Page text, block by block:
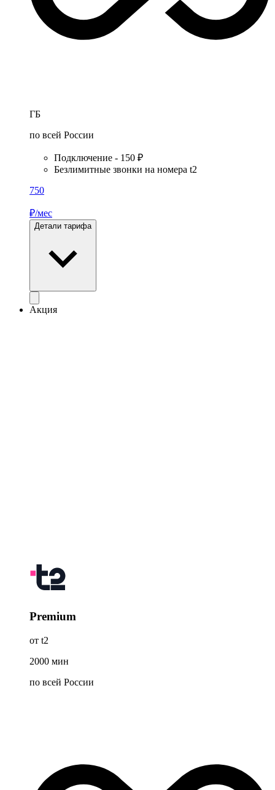
ГБ
по всей России
Подключение - 150 ₽
Безлимитные звонки на номера t2
750
₽/мес
Детали тарифа
Акция
Premium
от t2
2000 мин
по всей России